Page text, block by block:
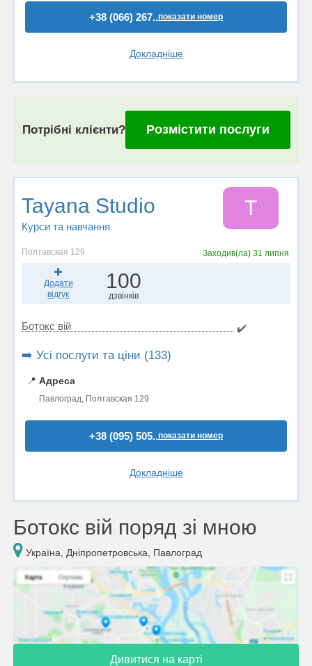
+38 (066) 267..показати номер
Докладніше
Потрібні клієнти? Розмістити послуги
Tayana Studio
Курси та навчання
T
Полтавская 129 Заходив(ла) 31 липня
Додати
відгук
100
дзвінків
Ботокс вій ✔️
➡️ Усі послуги та ціни (133)
📍 Адреса
Павлоград, Полтавская 129
+38 (095) 505..показати номер
Докладніше
Ботокс вій поряд зі мною
Україна, Дніпропетровська, Павлоград
Дивитися на карті